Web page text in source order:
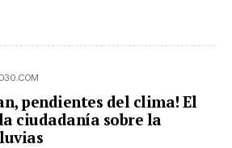
pendientes del clima! El
ciudadanía sobre la